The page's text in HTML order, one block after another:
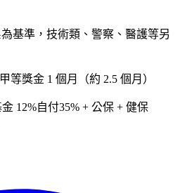
基準，技術類、警察、醫護等另
等獎金 1 個月（約 2.5 個月）
12%自付35% + 公保 + 健保